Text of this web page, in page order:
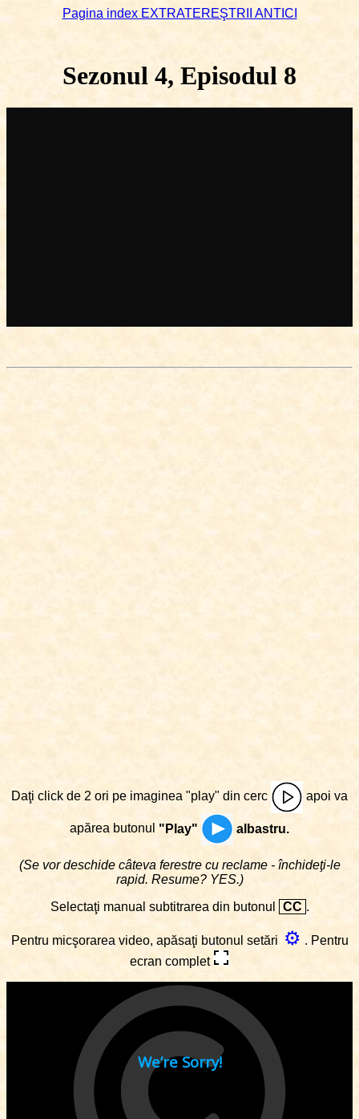
Pagina index EXTRATEREŞTRII ANTICI
Sezonul 4, Episodul 8
Daţi click de 2 ori pe imaginea "play" din cerc apoi va
apărea butonul "Play" albastru.
(Se vor deschide câteva ferestre cu reclame - închideţi-le
rapid. Resume? YES.)
Selectaţi manual subtitrarea din butonul
CC .
Pentru micşorarea video, apăsaţi butonul setări ⚙ . Pentru
ecran complet